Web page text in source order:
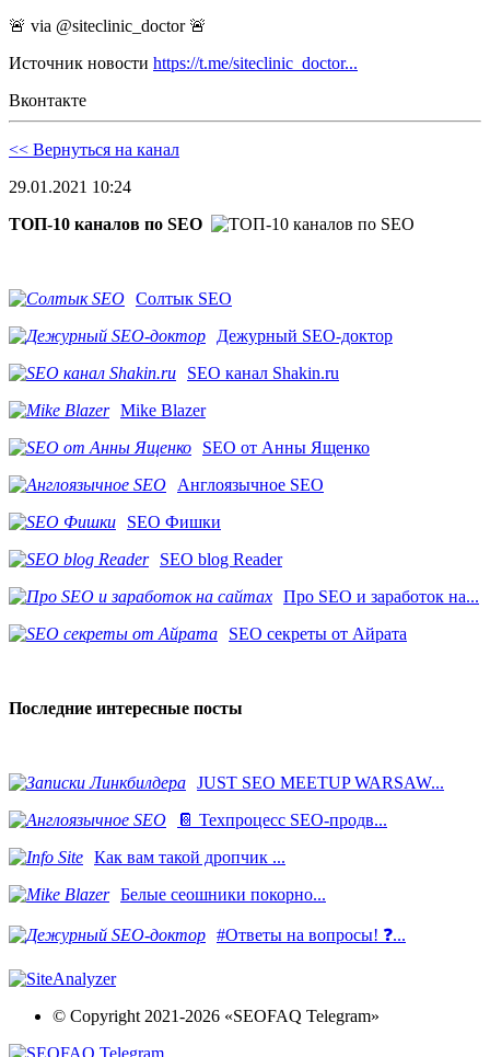
🚨 via @siteclinic_doctor 🚨
Источник новости https://t.me/siteclinic_doctor...
Вконтакте
<< Вернуться на канал
29.01.2021 10:24
ТОП-10 каналов по SEO
Солтык SEO
Дежурный SEO-доктор
SEO канал Shakin.ru
Mike Blazer
SEO от Анны Ященко
Англоязычное SEO
SEO Фишки
SEO blog Reader
Про SEO и заработок на...
SEO секреты от Айрата
Последние интересные посты
JUST SEO MEETUP WARSAW...
📔 Техпроцесс SEO-продв...
Как вам такой дропчик ...
Белые сеошники покорно...
#Ответы на вопросы! ❓...
© Copyright 2021-2026 «SEOFAQ Telegram»